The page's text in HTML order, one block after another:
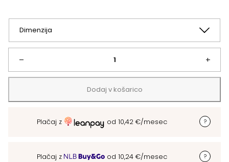
307,70 €
565,03 €
–
Ležišče
z
žepkastimi
+
Dodaj v košarico
Plačaj z od 10,42 €/mesec
Plačaj z od 10,24 €/mesec